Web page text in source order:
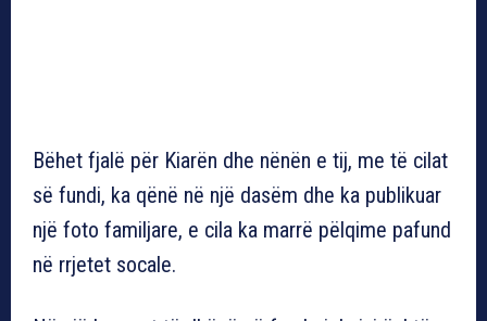
Bëhet fjalë për Kiarën dhe nënën e tij, me të cilat
së fundi, ka qënë në një dasëm dhe ka publikuar
një foto familjare, e cila ka marrë pëlqime pafund
në rrjetet socale.